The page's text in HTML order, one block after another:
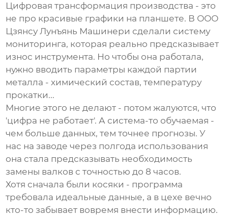
Цифровая трансформация производства - это
не про красивые графики на планшете. В ООО
Цзянсу Лунъянь Машинери сделали систему
мониторинга, которая реально предсказывает
износ инструмента. Но чтобы она работала,
нужно вводить параметры каждой партии
металла - химический состав, температуру
прокатки...
Многие этого не делают - потом жалуются, что
'цифра не работает'. А система-то обучаемая -
чем больше данных, тем точнее прогнозы. У
нас на заводе через полгода использования
она стала предсказывать необходимость
замены валков с точностью до 8 часов.
Хотя сначала были косяки - программа
требовала идеальные данные, а в цехе вечно
кто-то забывает вовремя внести информацию.